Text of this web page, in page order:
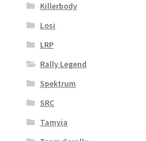
Killerbody
Losi
LRP
Rally Legend
Spektrum
SRC
Tamyia